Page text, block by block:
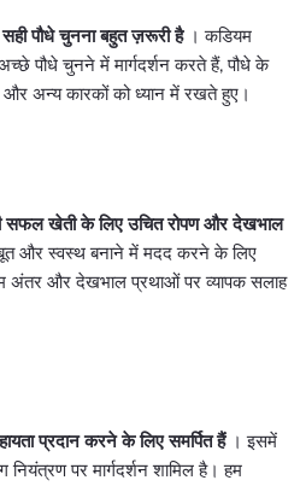
पौधे चुनना बहुत ज़रूरी है। कडियम
पौधे चुनने में मार्गदर्शन करते हैं, पौधे के
और अन्य कारकों को ध्यान में रखते हुए।
सफल खेती के लिए उचित रोपण और देखभाल
और स्वस्थ बनाने में मदद करने के लिए
अंतर और देखभाल प्रथाओं पर व्यापक सलाह
प्रदान करने के लिए समर्पित हैं। इसमें
पर मार्गदर्शन शामिल है। हम